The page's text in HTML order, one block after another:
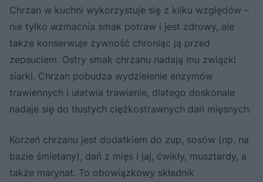
Chrzan w kuchni wykorzystuje się z kilku względów –
nie tylko wzmacnia smak potraw i jest zdrowy, ale
także konserwuje żywność chroniąc ją przed
zepsuciem. Ostry smak chrzanu nadają mu związki
siarki. Chrzan pobudza wydzielenie enzymów
trawiennych i ułatwia trawienie, dlatego doskonale
nadaje się do tłustych ciężkostrawnych dań mięsnych.
Korzeń chrzanu jest dodatkiem do zup, sosów (np. na
bazie śmietany), dań z mięs i jaj, ćwikły, musztardy, a
także marynat. To obowiązkowy składnik